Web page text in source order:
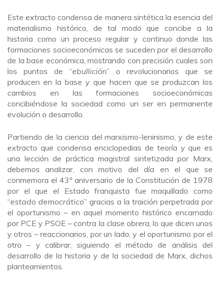
Este extracto condensa de manera sintética la esencia del
materialismo histórico, de tal modo que concibe a la
historia como un proceso regular y continuo donde las
formaciones socioeconómicas se suceden por el desarrollo
de la base económica, mostrando con precisión cuales son
los puntos de “ebullición” o revolucionarios que se
producen en la base y que hacen que se produzcan los
cambios en las formaciones socioeconómicas
concibiéndose la sociedad como un ser en permanente
evolución o desarrollo.
Partiendo de la ciencia del marxismo-leninismo, y de este
extracto que condensa enciclopedias de teoría y que es
una lección de práctica magistral sintetizada por Marx,
debemos analizar, con motivo del día en el que se
conmemora el 43º aniversario de la Constitución de 1978
por el que el Estado franquista fue maquillado como
“estado democrático” gracias a la traición perpetrada por
el oportunismo – en aquel momento histórico encarnado
por PCE y PSOE – contra la clase obrera, lo que dicen unos
y otros – reaccionarios, por un lado, y el oportunismo por el
otro – y calibrar, siguiendo el método de análisis del
desarrollo de la historia y de la sociedad de Marx, dichos
planteamientos.